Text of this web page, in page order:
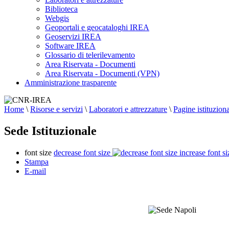
Biblioteca
Webgis
Geoportali e geocataloghi IREA
Geoservizi IREA
Software IREA
Glossario di telerilevamento
Area Riservata - Documenti
Area Riservata - Documenti (VPN)
Amministrazione trasparente
Home \ Risorse e servizi \ Laboratori e attrezzature \ Pagine
Sede Istituzionale
font size decrease font size
increase font
Stampa
E-mail